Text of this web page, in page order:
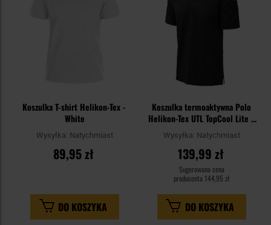
Koszulka T-shirt Helikon-Tex -
White
Wysyłka: Natychmiast
89,95 zł
DO KOSZYKA
Koszulka termoaktywna Polo
Helikon-Tex UTL TopCool Lite -
Black
Wysyłka: Natychmiast
139,99 zł
Sugerowana cena
producenta 144,95 zł
DO KOSZYKA